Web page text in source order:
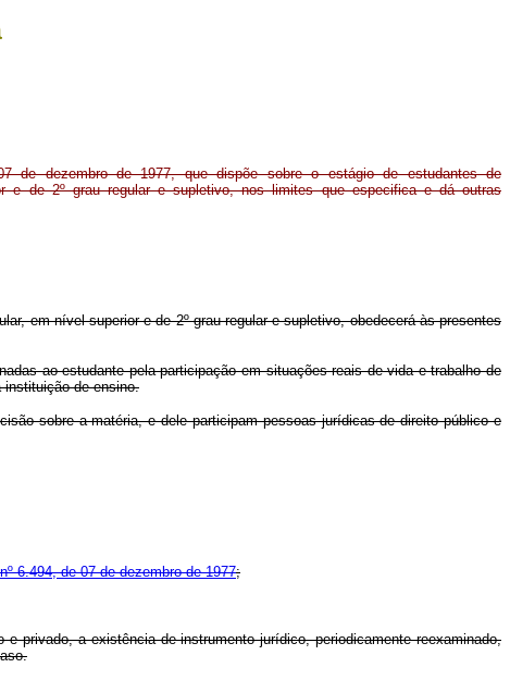
de dezembro de 1977, que dispõe sobre o estágio de estudantes de
e de 2º grau regular e supletivo, nos limites que especifica e dá outras
em nível superior e de 2º grau regular e supletivo, obedecerá às presentes
ao estudante pela participação em situações reais de vida e trabalho de
instituição de ensino.
sobre a matéria, e dele participam pessoas jurídicas de direito público e
6.494, de 07 de dezembro de 1977;
privado, a existência de instrumento jurídico, periodicamente reexaminado,